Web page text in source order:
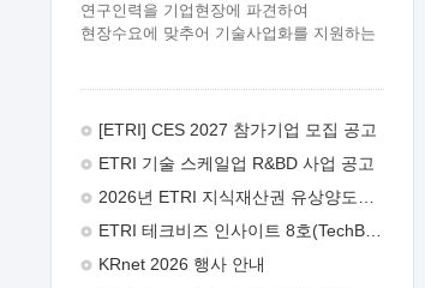
연구인력을 기업현장에 파견하여
현장수요에 맞추어 기술사업화를 지원하는
주시기 바랍니다. 2026년 8월
추진목적: ETRI 인력을 기업현장에 파견.
기술지원을 실시함으로써 ETRI 개발기술의
극대화하고, 지원기업을 강견기업으로
육성하고자 함.  신청자격: ETRI
[ETRI] CES 2027 참가기업 모집 공고
ETRI 기술 스케일업 R&BD 사업 공고
ETRI 테크비즈 인사이트 8호(TechBiz Insight Vol.8) 발간
KRnet 2026 행사 안내